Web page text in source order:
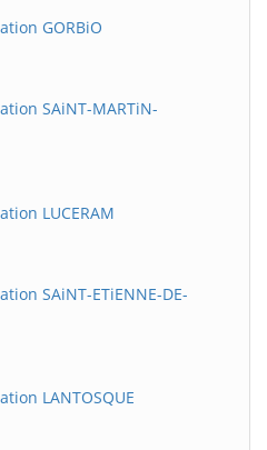
GORBiO
SAiNT-MARTiN-
LUCERAM
SAiNT-ETiENNE-DE-
LANTOSQUE